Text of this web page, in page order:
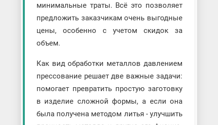
минимальные траты. Всё это позволяет
предложить заказчикам очень выгодные
цены, особенно с учетом скидок за
объем.
Как вид обработки металлов давлением
прессование решает две важные задачи:
помогает превратить простую заготовку
в изделие сложной формы, а если она
была получена методом литья - улучшить